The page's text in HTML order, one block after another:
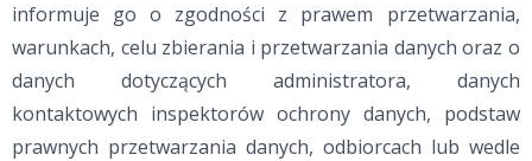
informuje go o zgodności z prawem przetwarzania,
warunkach, celu zbierania i przetwarzania danych oraz o
danych dotyczących administratora, danych
kontaktowych inspektorów ochrony danych, podstaw
prawnych przetwarzania danych, odbiorcach lub wedle